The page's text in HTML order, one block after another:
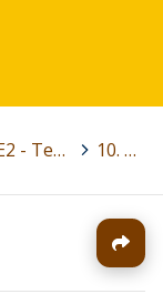
TIE2 - Tekstinkäsittely ja esitysgrafiikka > 10. Ohje